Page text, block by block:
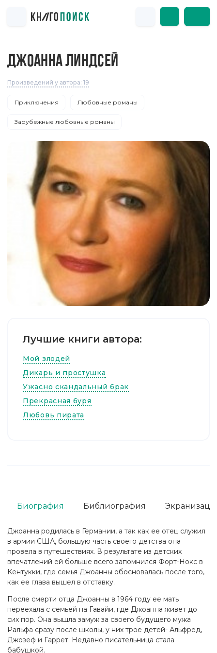
ДЖОАННА ЛИНДСЕЙ
Произведений у автора: 19
Приключения Любовные романы
Зарубежные любовные романы
Лучшие книги автора:
Мой злодей
Дикарь и простушка
Ужасно скандальный брак
Прекрасная буря
Любовь пирата
Джоанна родилась в Германии, а так как ее отец служил
в армии США, большую часть своего детства она
провела в путешествиях. В результате из детских
впечатлений ей больше всего запомнился Форт-Нокс в
Кентукки, где семья Джоанны обосновалась после того,
как ее глава вышел в отставку.
После смерти отца Джоанны в 1964 году ее мать
переехала с семьей на Гавайи, где Джоанна живет до
сих пор. Она вышла замуж за своего будущего мужа
Ральфа сразу после школы, у них трое детей- Альфред,
Джозеф и Гаррет. Недавно писательница стала
бабушкой.
Биография Библиография